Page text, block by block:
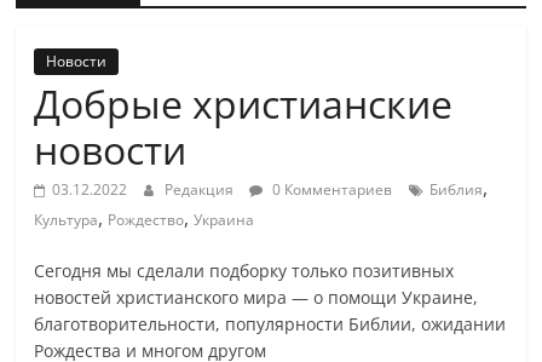
Новости
Добрые христианские
новости
03.12.2022 Редакция 0 Комментариев Библия,
Культура, Рождество,Украина
Сегодня мы сделали подборку только позитивных
новостей христианского мира — о помощи Украине,
благотворительности, популярности Библии, ожидании
Рождества и многом другом